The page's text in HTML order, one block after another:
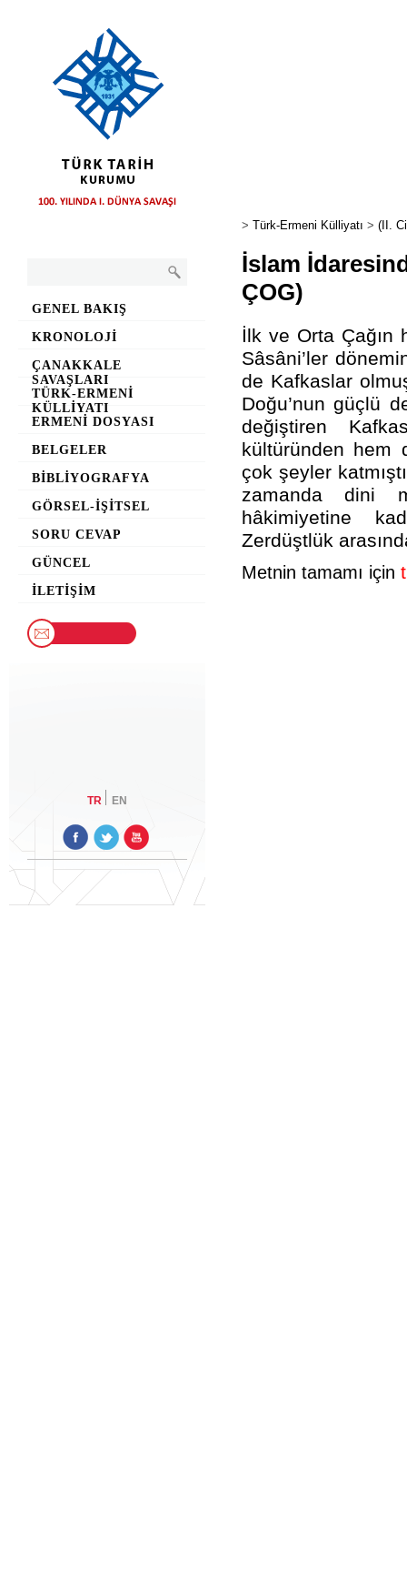
GENEL BAKIŞ
KRONOLOJI
ÇANAKKALE
SAVAŞLARI
TÜRK-ERMENI
KÜLLIYATI
ERMENI DOSYASI
BELGELER
BIBLIYOGRAFYA
GÖRSEL-İŞITSEL
SORU CEVAP
GÜNCEL
İLETIŞIM
> Türk-Ermeni Külliyatı > (II.
İslam
ÇOG)
İlk ve Orta Çağın
Sâsâni’ler
de Kafkaslar
Doğu’nun güçlü
değiştiren
kültüründen hem
çok şeyler
zamanda dini
hâkimiyetine
Zerdüştlük
Metnin tamamı için
TR EN